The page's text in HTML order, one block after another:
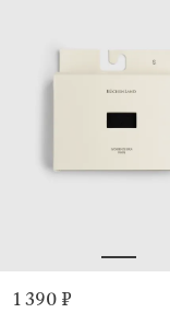
1 390 ₽